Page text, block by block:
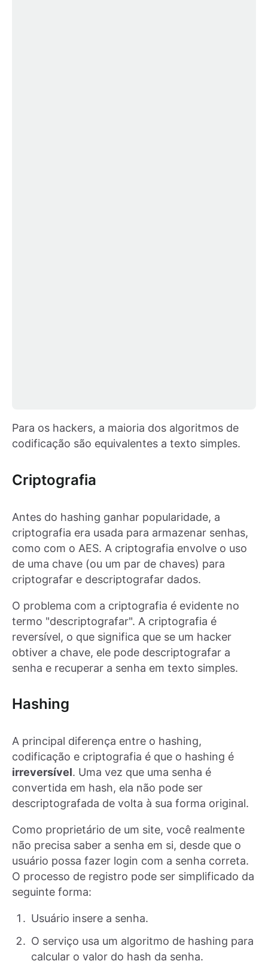
Para os hackers, a maioria dos algoritmos de
codificação são equivalentes a texto simples.
Criptografia
Antes do hashing ganhar popularidade, a
criptografia era usada para armazenar senhas,
como com o AES. A criptografia envolve o uso
de uma chave (ou um par de chaves) para
criptografar e descriptografar dados.
O problema com a criptografia é evidente no
termo "descriptografar". A criptografia é
reversível, o que significa que se um hacker
obtiver a chave, ele pode descriptografar a
senha e recuperar a senha em texto simples.
Hashing
A principal diferença entre o hashing,
codificação e criptografia é que o hashing é
irreversível. Uma vez que uma senha é
convertida em hash, ela não pode ser
descriptografada de volta à sua forma original.
Como proprietário de um site, você realmente
não precisa saber a senha em si, desde que o
usuário possa fazer login com a senha correta.
O processo de registro pode ser simplificado da
seguinte forma:
Usuário insere a senha.
O serviço usa um algoritmo de hashing para
calcular o valor do hash da senha.